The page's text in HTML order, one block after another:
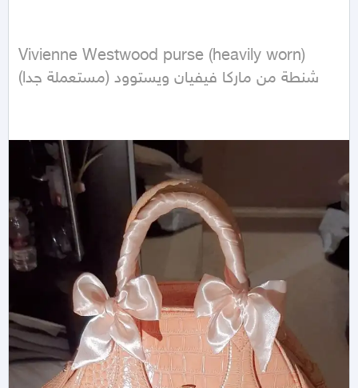
Vivienne Westwood purse (heavily worn)
شنطة من ماركا فيفيان ويستوود (مستعملة جدا)